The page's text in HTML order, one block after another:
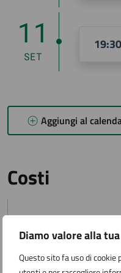
Diamo valore alla
Questo sito fa uso di cookie
11
SET
Aggiungi al
Costi
Costo della visita
€ 20,00